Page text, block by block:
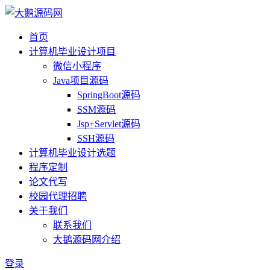
首页
计算机毕业设计项目
微信小程序
Java项目源码
SpringBoot源码
SSM源码
Jsp+Servlet源码
SSH源码
计算机毕业设计选题
程序定制
论文代写
校园代理招聘
关于我们
联系我们
大鹅源码网介绍
登录